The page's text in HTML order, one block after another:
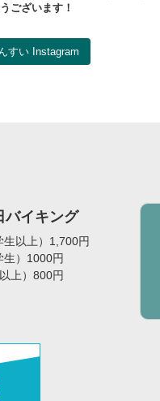
ございます！
すい Instagram
バイキング
生以上）1,700円
生）1000円
上）800円